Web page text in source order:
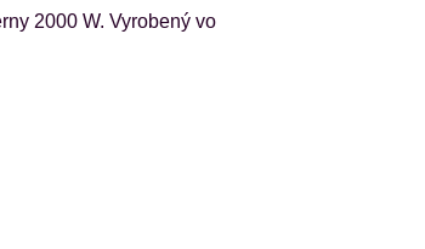
2000 W. Vyrobený vo